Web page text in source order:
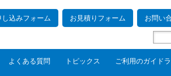
し込みフォーム お見積りフォーム お問い
よくある質問 トピックス ご利用のガイド